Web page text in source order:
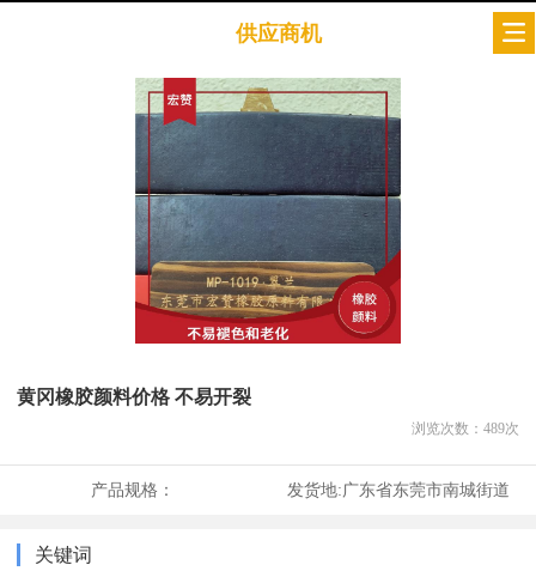
供应商机
黄冈橡胶颜料价格 不易开裂
浏览次数： 489次
产品规格： 发货地:广东省东莞市南城街道
关键词